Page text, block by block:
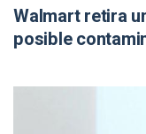
Walmart retira
posible